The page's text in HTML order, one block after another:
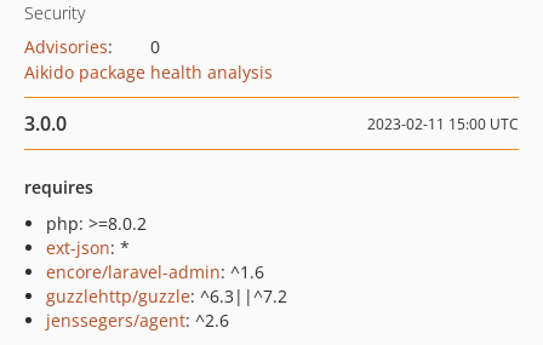
Security
Advisories:
0
Aikido package health analysis
3.0.0 2023-02-11 15:00 UTC
requires
php: >=8.0.2
ext-json: *
encore/laravel-admin: ^1.6
guzzlehttp/guzzle: ^6.3||^7.2
jenssegers/agent: ^2.6